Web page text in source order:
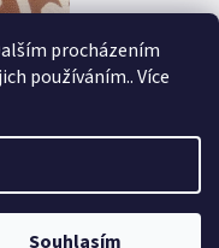
procházením
používáním.. Více
Souhlasím
CZ - Oficiální distributor.
nastavení cookies